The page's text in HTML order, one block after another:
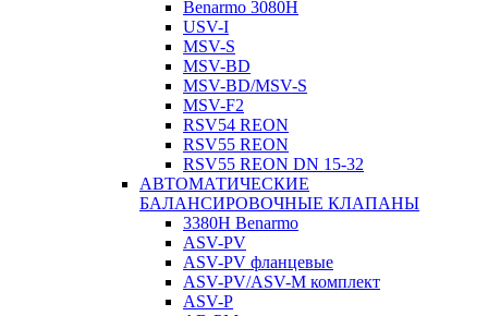
Benarmo 3080H
USV-I
MSV-S
MSV-BD
MSV-BD/MSV-S
MSV-F2
RSV54 REON
RSV55 REON
RSV55 REON DN 15-32
АВТОМАТИЧЕСКИЕ
БАЛАНСИРОВОЧНЫЕ КЛАПАНЫ
3380H Benarmo
ASV-PV
ASV-PV фланцевые
ASV-PV/ASV-M комплект
ASV-P